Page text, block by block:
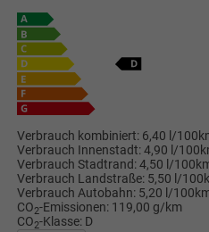
Verbrauch kombiniert: 6,40 l/
Verbrauch Innenstadt:4,90 l/
Verbrauch Stadtrand:4,50 l/
Verbrauch Landstraße: 5,50 l/
Verbrauch Autobahn: 5,20 l/
CO2-Emissionen: 119,00 g/km
CO2-Klasse: D